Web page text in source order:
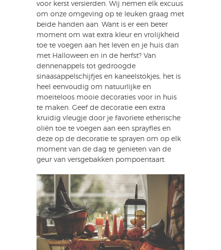
voor kerst versierden. Wij nemen elk excuus
om onze omgeving op te leuken graag met
beide handen aan. Want is er een beter
moment om wat extra kleur en vrolijkheid
toe te voegen aan het leven en je huis dan
met Halloween en in de herfst? Van
dennenappels tot gedroogde
sinaasappelschijfjes en kaneelstokjes, het is
heel eenvoudig om natuurlijke en
moeiteloos mooie decoraties voor in huis
te maken. Geef de decoratie een extra
kruidig vleugje door je favoriete etherische
oliën toe te voegen aan een sprayfles en
deze op de decoratie te sprayen om op elk
moment van de dag te genieten van de
geur van versgebakken pompoentaart.